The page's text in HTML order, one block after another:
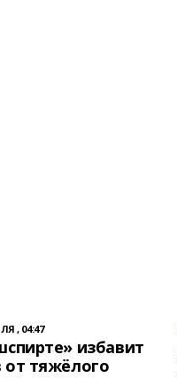
, 04:47
избавит
от тяжёлого